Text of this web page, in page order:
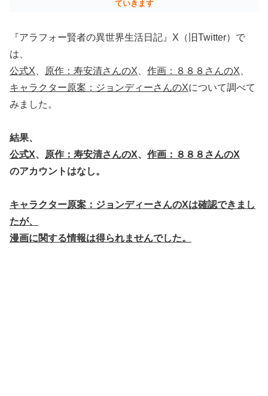
ていきます
『アラフォー賢者の異世界生活日記』X（旧Twitter）で
は、
公式X
原作：寿安清さんのX 作画：８８８さんのX
キャラクター原案：ジョンディーさんのXについて調べて
みました。
結果、
公式X、 原作：寿安清さんのX、 作画：８８８さんのX
のアカウントはなし。
キャラクター原案：ジョンディーさんのXは確認できまし
たが、
漫画に関する情報は得られませんでした。